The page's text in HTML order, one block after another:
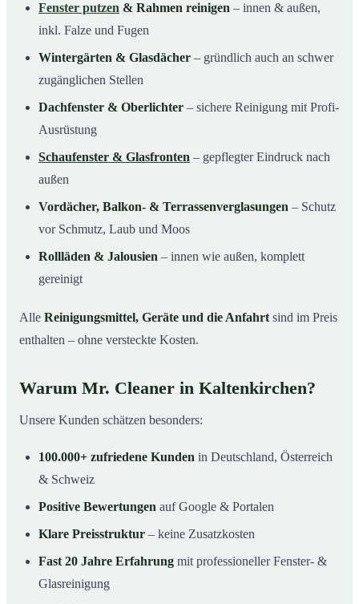
Fenster putzen & Rahmen reinigen – innen & außen,
inkl. Falze und Fugen
Wintergärten & Glasdächer – gründlich auch an schwer
zugänglichen Stellen
Dachfenster & Oberlichter – sichere Reinigung mit Profi-
Ausrüstung
Schaufenster & Glasfronten – gepflegter Eindruck nach
außen
Vordächer, Balkon- & Terrassenverglasungen – Schutz
vor Schmutz, Laub und Moos
Rollläden & Jalousien – innen wie außen, komplett
gereinigt
Alle Reinigungsmittel, Geräte und die Anfahrt sind im Preis
enthalten – ohne versteckte Kosten.
Warum Mr. Cleaner in Kaltenkirchen?
Unsere Kunden schätzen besonders:
100.000+ zufriedene Kunden in Deutschland, Österreich
& Schweiz
Positive Bewertungen auf Google & Portalen
Klare Preisstruktur – keine Zusatzkosten
Fast 20 Jahre Erfahrung mit professioneller Fenster- &
Glasreinigung